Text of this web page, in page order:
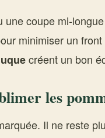
une coupe mi-longue
minimiser un front
créent un bon
les
Il ne reste